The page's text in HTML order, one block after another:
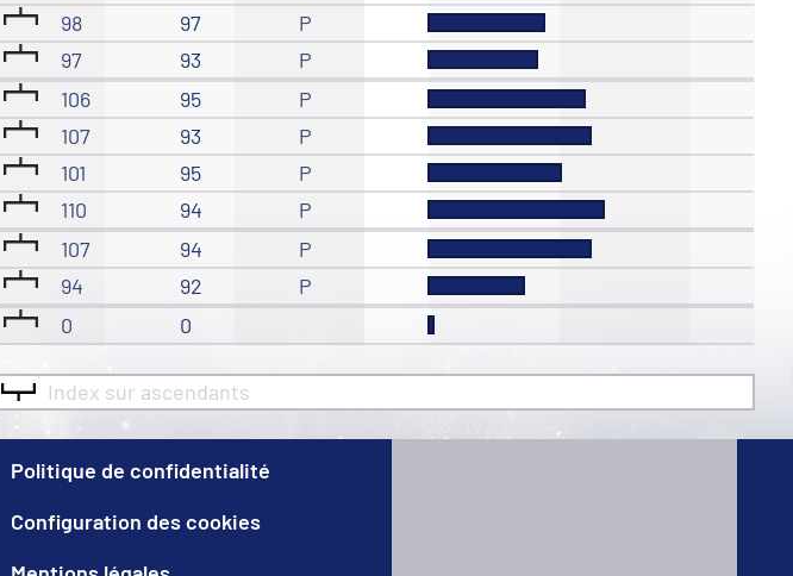
98 97
P
97 93 P
106 95
P
107 93
P
101 95
P
110 94 P
107 94
P
94 92
P
0 0
Index sur ascendants
Politique de confidentialité
Configuration des cookies